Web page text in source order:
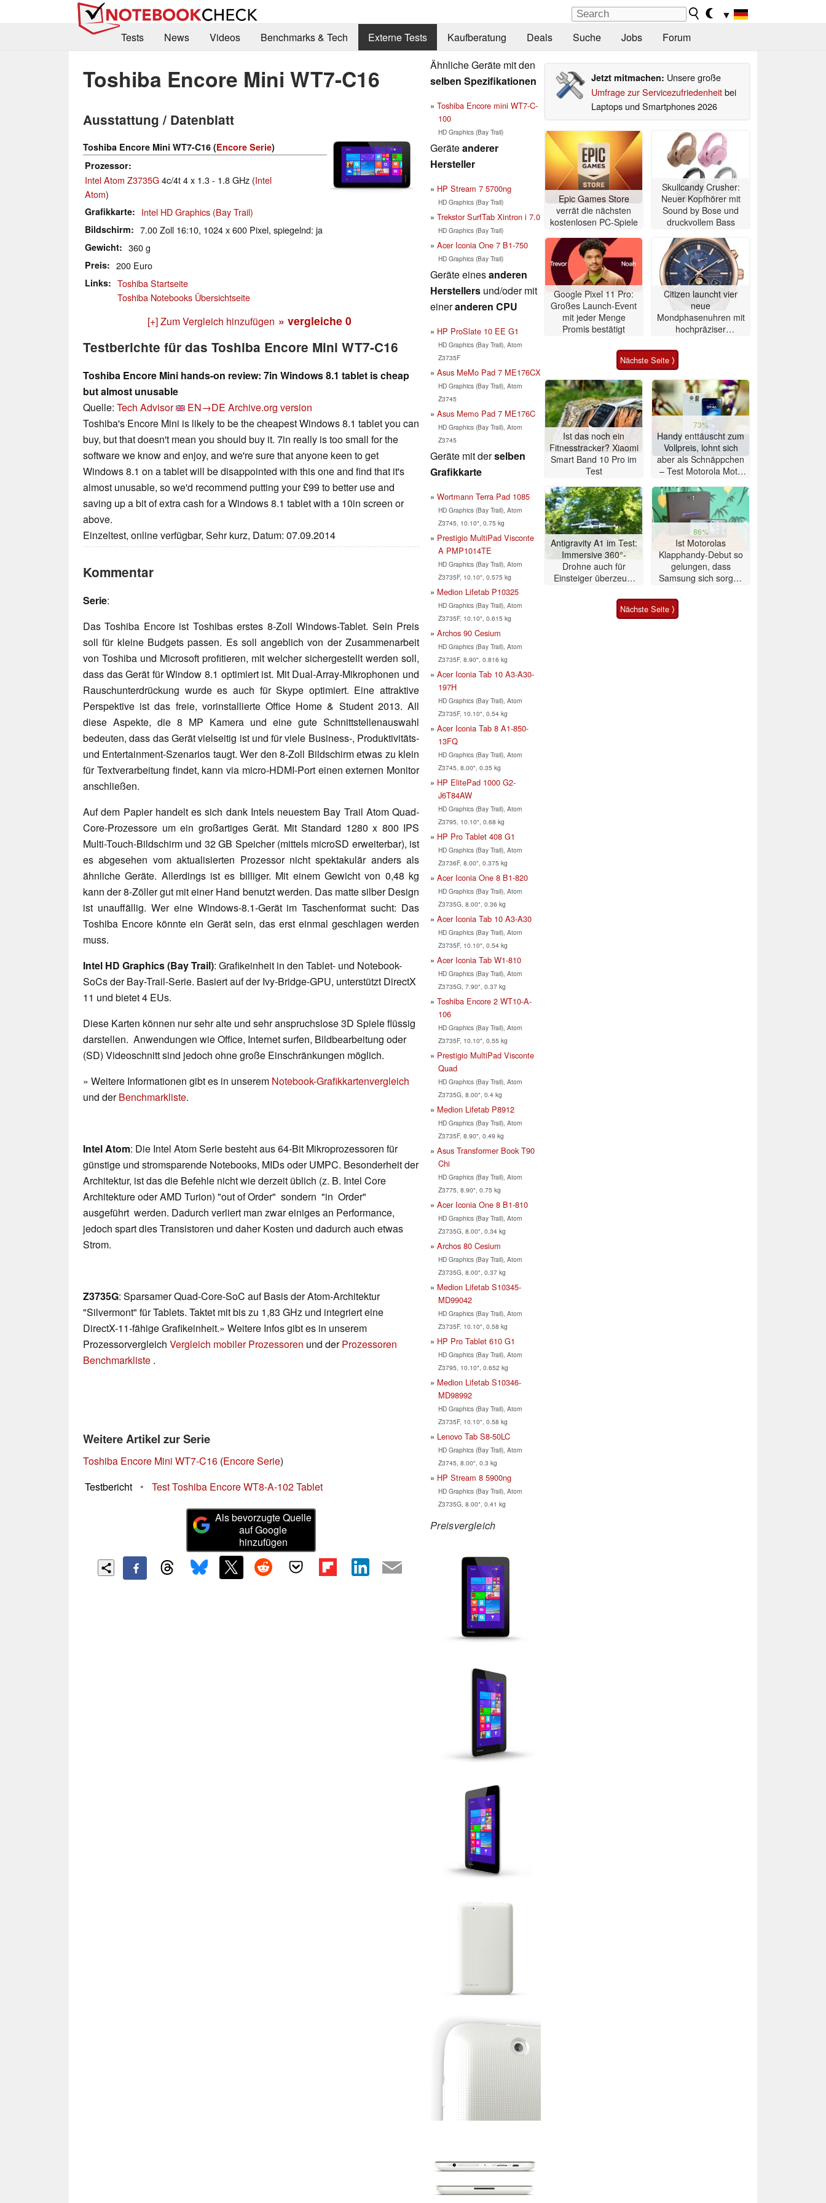
▼
Tests
News Videos Benchmarks & Tech Externe Tests Kaufberatung Deals Suche Jobs Forum
Toshiba Encore Mini WT7-C16
Ausstattung / Datenblatt
Toshiba Encore Mini WT7-C16 (Encore Serie)
Prozessor
Intel Atom Z3735G4c/4t 4 x 1.3 - 1.8 GHz (Intel
Atom)
Grafikkarte Intel HD Graphics (Bay Trail)
Bildschirm 7.00 Zoll 16:10, 1024 x 600 Pixel, spiegelnd: ja
Gewicht 360 g
Preis 200 Euro
Links
Toshiba Startseite
Toshiba Notebooks Übersichtseite
[+] Zum Vergleich hinzufügen » vergleiche 0
Testberichte für das Toshiba Encore Mini WT7-C16
Toshiba Encore Mini hands-on review: 7in Windows 8.1 tablet is cheap
but almost unusable
Quelle: Tech Advisor EN→DE Archive.org version
Toshiba's Encore Mini is likely to be the cheapest Windows 8.1 tablet you can
buy, but that doesn't mean you should buy it. 7in really is too small for the
software we know and enjoy, and we're sure that anyone keen to get
Windows 8.1 on a tablet will be disappointed with this one and find that it's
almost unusable, so we'd recommend putting your £99 to better use and
saving up a bit of extra cash for a Windows 8.1 tablet with a 10in screen or
above.
Einzeltest, online verfügbar, Sehr kurz, Datum: 07.09.2014
Kommentar
Serie:
Das Toshiba Encore ist Toshibas erstes 8-Zoll Windows-Tablet. Sein Preis
soll für kleine Budgets passen. Es soll angeblich von der Zusammenarbeit
von Toshiba und Microsoft profitieren, mit welcher sichergestellt werden soll,
dass das Gerät für Window 8.1 optimiert ist. Mit Dual-Array-Mikrophonen und
Rauschunterdrückung wurde es auch für Skype optimiert. Eine attraktive
Perspektive ist das freie, vorinstallierte Office Home & Student 2013. All
diese Aspekte, die 8 MP Kamera und eine gute Schnittstellenauswahl
bedeuten, dass das Gerät vielseitig ist und für viele Business-, Produktivitäts-
und Entertainment-Szenarios taugt. Wer den 8-Zoll Bildschirm etwas zu klein
für Textverarbeitung findet, kann via micro-HDMI-Port einen externen Monitor
anschließen.
Auf dem Papier handelt es sich dank Intels neuestem Bay Trail Atom Quad-
Core-Prozessore um ein großartiges Gerät. Mit Standard 1280 x 800 IPS
Multi-Touch-Bildschirm und 32 GB Speicher (mittels microSD erweiterbar), ist
es abgesehen vom aktualisierten Prozessor nicht spektakulär anders als
ähnliche Geräte. Allerdings ist es billiger. Mit einem Gewicht von 0,48 kg
kann der 8-Zöller gut mit einer Hand benutzt werden. Das matte silber Design
ist unauffällig. Wer eine Windows-8.1-Gerät im Taschenformat sucht: Das
Toshiba Encore könnte ein Gerät sein, das erst einmal geschlagen werden
muss.
Intel HD Graphics (Bay Trail): Grafikeinheit in den Tablet- und Notebook-
SoCs der Bay-Trail-Serie. Basiert auf der Ivy-Bridge-GPU, unterstützt DirectX
11 und bietet 4 EUs.
Diese Karten können nur sehr alte und sehr anspruchslose 3D Spiele flüssig
darstellen. Anwendungen wie Office, Internet surfen, Bildbearbeitung oder
(SD) Videoschnitt sind jedoch ohne große Einschränkungen möglich.
» Weitere Informationen gibt es in unserem Notebook-Grafikkartenvergleich
und derBenchmarkliste.
Intel Atom: Die Intel Atom Serie besteht aus 64-Bit Mikroprozessoren für
günstige und stromsparende Notebooks, MIDs oder UMPC. Besonderheit der
Architektur, ist das die Befehle nicht wie derzeit üblich (z. B. Intel Core
Architekture oder AMD Turion) "out of Order" sondern "in Order"
ausgeführt werden. Dadurch verliert man zwar einiges an Performance,
jedoch spart dies Transistoren und daher Kosten und dadurch auch etwas
Strom.
Z3735G: Sparsamer Quad-Core-SoC auf Basis der Atom-Architektur
"Silvermont" für Tablets. Taktet mit bis zu 1,83 GHz und integriert eine
DirectX-11-fähige Grafikeinheit.» Weitere Infos gibt es in unserem
Prozessorvergleich Vergleich mobiler Prozessoren und derProzessoren
Benchmarkliste .
Weitere Artikel zur Serie
Toshiba Encore Mini WT7-C16 (Encore Serie)
Testbericht
• Test Toshiba Encore WT8-A-102 Tablet
Als bevorzugte Quelle
auf Google
hinzufügen
Ähnliche Geräte mit den
selben Spezifikationen
Toshiba Encore mini WT7-C-
100
HD Graphics (Bay Trail)
Geräteanderer
Hersteller
HP Stream 7 5700ng
HD Graphics (Bay Trail)
Trekstor SurfTab Xintron i 7.0
HD Graphics (Bay Trail)
Acer Iconia One 7 B1-750
HD Graphics (Bay Trail)
Geräte einesanderen
Herstellers und/oder mit
eineranderen CPU
HP ProSlate 10 EE G1
HD Graphics (Bay Trail), Atom
Z3735F
Asus MeMo Pad 7 ME176CX
HD Graphics (Bay Trail), Atom
Z3745
Asus Memo Pad 7 ME176C
HD Graphics (Bay Trail), Atom
Z3745
Geräte mit derselben
Grafikkarte
Wortmann Terra Pad 1085
HD Graphics (Bay Trail), Atom
Z3745, 10.10", 0.75 kg
Prestigio MultiPad Visconte
A PMP1014TE
HD Graphics (Bay Trail), Atom
Z3735F, 10.10", 0.575 kg
Medion Lifetab P10325
HD Graphics (Bay Trail), Atom
Z3735F, 10.10", 0.615 kg
Archos 90 Cesium
HD Graphics (Bay Trail), Atom
Z3735F, 8.90", 0.816 kg
Acer Iconia Tab 10 A3-A30-
197H
HD Graphics (Bay Trail), Atom
Z3735F, 10.10", 0.54 kg
Acer Iconia Tab 8 A1-850-
13FQ
HD Graphics (Bay Trail), Atom
Z3745, 8.00", 0.35 kg
HP ElitePad 1000 G2-
J6T84AW
HD Graphics (Bay Trail), Atom
Z3795, 10.10", 0.68 kg
HP Pro Tablet 408 G1
HD Graphics (Bay Trail), Atom
Z3736F, 8.00", 0.375 kg
Acer Iconia One 8 B1-820
HD Graphics (Bay Trail), Atom
Z3735G, 8.00", 0.36 kg
Acer Iconia Tab 10 A3-A30
HD Graphics (Bay Trail), Atom
Z3735F, 10.10", 0.54 kg
Acer Iconia Tab W1-810
HD Graphics (Bay Trail), Atom
Z3735G, 7.90", 0.37 kg
Toshiba Encore 2 WT10-A-
106
HD Graphics (Bay Trail), Atom
Z3735F, 10.10", 0.55 kg
Prestigio MultiPad Visconte
Quad
HD Graphics (Bay Trail), Atom
Z3735G, 8.00", 0.4 kg
Medion Lifetab P8912
HD Graphics (Bay Trail), Atom
Z3735F, 8.90", 0.49 kg
Asus Transformer Book T90
Chi
HD Graphics (Bay Trail), Atom
Z3775, 8.90", 0.75 kg
Acer Iconia One 8 B1-810
HD Graphics (Bay Trail), Atom
Z3735G, 8.00", 0.34 kg
Archos 80 Cesium
HD Graphics (Bay Trail), Atom
Z3735G, 8.00", 0.37 kg
Medion Lifetab S10345-
MD99042
HD Graphics (Bay Trail), Atom
Z3735F, 10.10", 0.58 kg
HP Pro Tablet 610 G1
HD Graphics (Bay Trail), Atom
Z3795, 10.10", 0.652 kg
Medion Lifetab S10346-
MD98992
HD Graphics (Bay Trail), Atom
Z3735F, 10.10", 0.58 kg
Lenovo Tab S8-50LC
HD Graphics (Bay Trail), Atom
Z3745, 8.00", 0.3 kg
HP Stream 8 5900ng
HD Graphics (Bay Trail), Atom
Z3735G, 8.00", 0.41 kg
Preisvergleich
Jetzt mitmachen: Unsere große
Umfrage zur Servicezufriedenheitbei
Laptops und Smartphones 2026
Epic Games Store
verrät die nächsten
kostenlosen PC-Spiele
Skullcandy Crusher:
Neuer Kopfhörer mit
Sound by Bose und
druckvollem Bass
Google Pixel 11 Pro:
Großes Launch-Event
mit jeder Menge
Promis bestätigt
Citizen launcht vier
neue
Mondphasenuhren mit
hochpräziser
Nächste Seite ⟩
Ist das noch ein
Fitnesstracker? Xiaomi
Smart Band 10 Pro im
Test
73%
Handy enttäuscht zum
Vollpreis, lohnt sich
aber als Schnäppchen
– Test Motorola Moto
Antigravity A1 im Test:
Immersive 360°-
Drohne auch für
Einsteiger überzeugt
86%
Ist Motorolas
Klapphandy-Debut so
gelungen, dass
Samsung sich sorgen
Smartphone im Test
Nächste Seite ⟩